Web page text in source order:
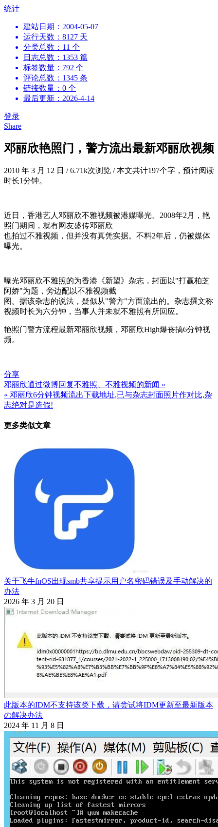
跳
统计
建站日期：2004-05-07
运行天数：8127 天
分类总数：11 个
日志总数：1353 篇
标签数量：792 个
评论总数：1345 条
链接数量：0 个
最后更新：2026-4-14
登录
Share
邓丽欣艳照门，警方流出最新邓丽欣视频
2010 年 3 月 12 日 /6.71k次浏览 /本文共计197个字，预计阅读
时长1分钟。
近日，香港艺人邓丽欣不雅视频被港媒曝光。2008年2月，艳
照门期间，就有网友盛传邓丽欣
也拍过不雅视频，但并没有真凭实据。不料2年后，仍被媒体
曝光。
曝光邓丽欣不雅照的为香港《新望》杂志，封面以"打赢柏芝
阿娇"为题，旁边配以不雅视频截
图。据该杂志的说法，疑似从"警方"方面流出的。杂志撰文称
视频时长为六分钟，当事人并未就不雅照有所回应。
艳照门警方流程最新邓丽欣视频，邓丽欣High爆丧搞6分钟视
频。
分享
文
章
邓丽欣通过微博回复不雅照、不雅视频的新闻 »
« 邓丽欣6分钟视频流出下载地址,已与杂志封面照片作对比,杂
志绝对是造假!
更多类似文章
关于飞牛fnOS出现smb共享提示用户名密码错误及手动解决的
办法
2026 年 3 月 20 日
此版本的IDM不支持该类下载，请尝试将IDM更新至最新版本
の解决办法
2024 年 11 月 8 日